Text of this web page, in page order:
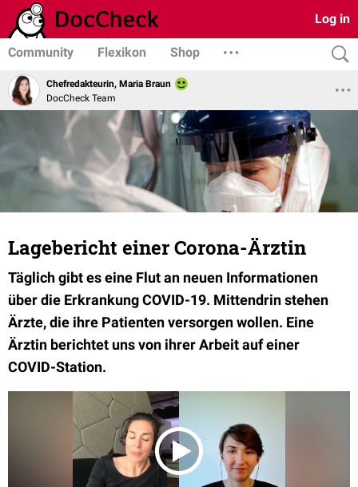
Log in
Community Flexikon Shop
Chefredakteurin, Maria Braun
DocCheck Team
Lagebericht einer Corona-Ärztin
Täglich gibt es eine Flut an neuen Informationen
über die Erkrankung COVID-19. Mittendrin stehen
Ärzte, die ihre Patienten versorgen wollen. Eine
Ärztin berichtet uns von ihrer Arbeit auf einer
COVID-Station.